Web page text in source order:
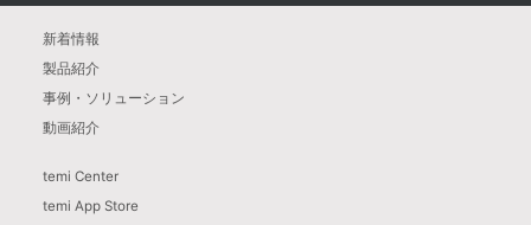
新着情報
製品紹介
事例・ソリューション
動画紹介
temi Center
temi App Store